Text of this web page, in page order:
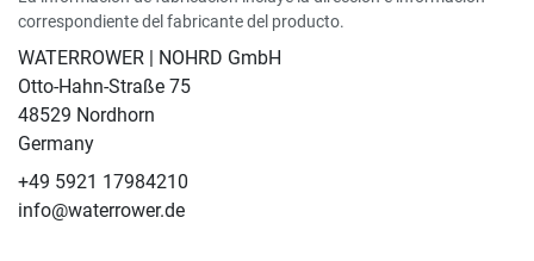
correspondiente del fabricante del producto.
WATERROWER | NOHRD GmbH
Otto-Hahn-Straße 75
48529 Nordhorn
Germany
+49 5921 17984210
info@waterrower.de